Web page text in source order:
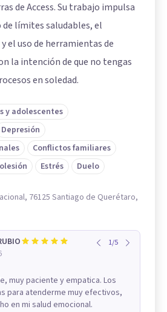
de Access. Su trabajo impulsa
límites saludables, el
el uso de herramientas de
la intención de que no tengas
en soledad.
y adolescentes
Depresión
Conflictos familiares
Estrés Duelo
76125 Santiago de Querétaro,
1/5
muy paciente y empatica. Los
para atenderme muy efectivos,
en mi salud emocional.